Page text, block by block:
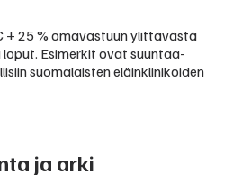
+ 25 % omavastuun ylittävästä
Esimerkit ovat suuntaa-
suomalaisten eläinklinikoiden
ja arki